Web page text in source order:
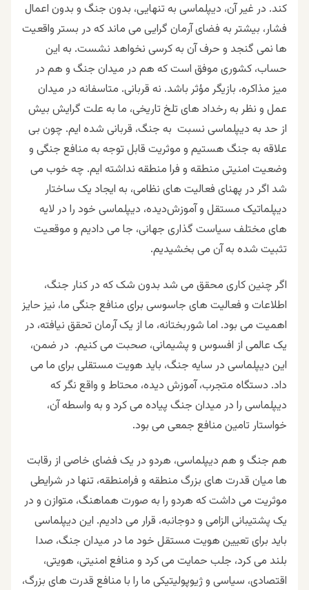
کند. در غیر آن، دیپلماسی به تنهایی، بدون جنگ و بدون اعمال
فشار، بیشتر به فضای آرمان گرایی می ماند که در بستر واقعیت
ها نمی گنجد و حرف آن به کرسی نخواهد نشست. به این
حساب، کشوری موفق است که هم در میدان جنگ و هم در
میز مذاکره، بازیگر مؤثر باشد. نه قربانی. متاسفانه در میدان
عمل و نظر به رخداد های تلخ تاریخی، ما به علت گرایش بیش
از حد به دیپلماسی نسبت به جنگ، قربانی شده ایم. چون بی
علاقه به جنگ هستیم و موثریت قابل توجه به منافع جنگی و
وضعیت امنیتی منطقه و فرا منطقه نداشته ایم. چه خوب می
شد اگر در پهنای فعالیت های نظامی، به ایجاد یک ساختار
دیپلماتیک مستقل و آموزش‌دیده، دیپلماسی خود را در لایه
های مختلف سیاست گذاری جهانی، جا می دادیم و موقعیت
تثبیت شده به آن می بخشیدیم.
اگر چنین کاری محقق می شد بدون شک که در کنار جنگ،
اطلاعات و فعالیت های جاسوسی برای منافع جنگی ما، نیز حایز
اهمیت می بود. اما شوربختانه، ما از یک آرمان تحقق نیافته، در
یک عالمی از افسوس و پشیمانی، صحبت می کنیم. در ضمن،
این دیپلماسی در سایه جنگ، باید هویت مستقلی برای ما می
داد. دستگاه متجرب، آموزش دیده، محتاط و واقع نگر که
دیپلماسی را در میدان جنگ پیاده می کرد و به واسطه آن،
خواستار تامین منافع جمعی می بود.
هم جنگ و هم دیپلماسی، هردو در یک فضای خاصی از رقابت
ها میان قدرت های بزرگ منطقه و فرامنطقه، تنها در شرایطی
موثریت می داشت که هردو را به صورت هماهنگ، متوازن و در
یک پشتیبانی الزامی و دوجانبه، قرار می دادیم. این دیپلماسی
باید برای تعیین هویت مستقل خود ما در میدان جنگ، صدا
بلند می کرد، جلب حمایت می کرد و منافع امنیتی، هویتی،
اقتصادی، سیاسی و ژیوپولیتیکی ما را با منافع قدرت های بزرگ،